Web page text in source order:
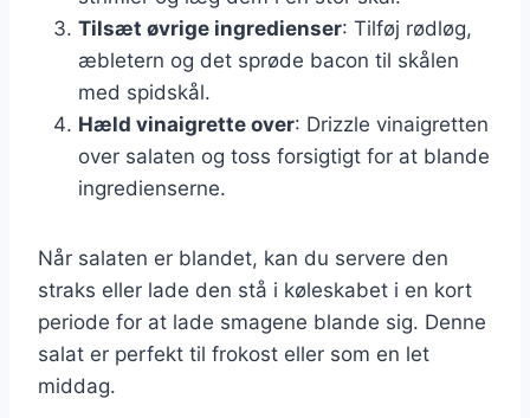
Tilsæt øvrige ingredienser: Tilføj rødløg,
æbletern og det sprøde bacon til skålen
med spidskål.
Hæld vinaigrette over: Drizzle vinaigretten
over salaten og toss forsigtigt for at blande
ingredienserne.
Når salaten er blandet, kan du servere den
straks eller lade den stå i køleskabet i en kort
periode for at lade smagene blande sig. Denne
salat er perfekt til frokost eller som en let
middag.